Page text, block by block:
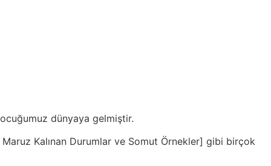
dünyaya gelmiştir.
Kalınan Durumlar ve Somut Örnekler] gibi birçok